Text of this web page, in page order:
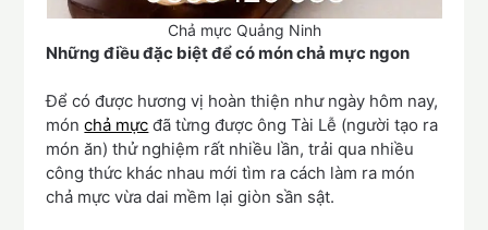
Chả mực Quảng Ninh
Những điều đặc biệt để có món chả mực ngon
Để có được hương vị hoàn thiện như ngày hôm nay,
mónchả mực đã từng được ông Tài Lễ (người tạo ra
món ăn) thử nghiệm rất nhiều lần, trải qua nhiều
công thức khác nhau mới tìm ra cách làm ra món
chả mực vừa dai mềm lại giòn sần sật.